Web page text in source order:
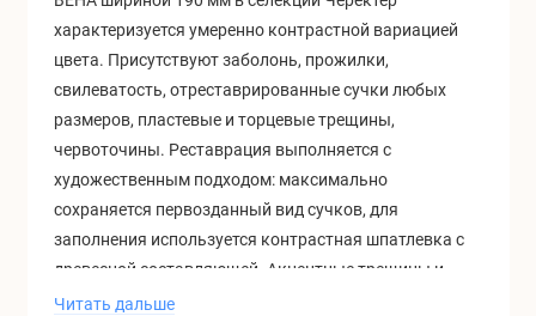
характеризуется умеренно контрастной вариацией
цвета. Присутствуют заболонь, прожилки,
свилеватость, отреставрированные сучки любых
размеров, пластевые и торцевые трещины,
червоточины. Реставрация выполняется с
художественным подходом: максимально
сохраняется первозданный вид сучков, для
заполнения используется контрастная шпатлевка с
древесной составляющей. Акцентные трещины и
сучки создают эффект старины, подчеркивают
Читать дальше